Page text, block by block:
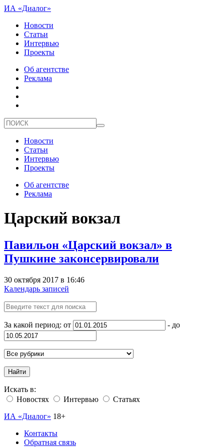
ИА «Диалог»
Новости
Статьи
Интервью
Проекты
Об агентстве
Реклама
Новости
Статьи
Интервью
Проекты
Об агентстве
Реклама
Царский вокзал
Павильон «Царский вокзал» в
Пушкине законсервировали
30 октября 2017 в 16:46
Календарь записей
За какой период: от - до
Найти
Искать в:
Новостях
Интервью
Статьях
ИА «Диалог» 18+
Контакты
Обратная связь